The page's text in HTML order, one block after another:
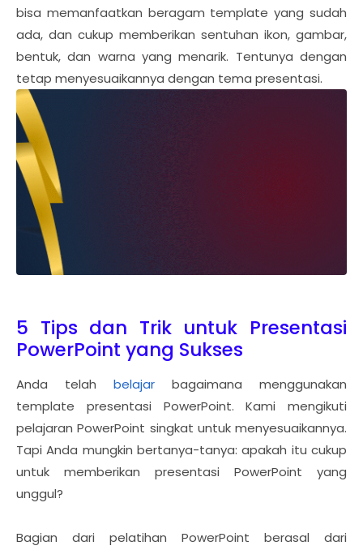
bisa memanfaatkan beragam template yang sudah
ada, dan cukup memberikan sentuhan ikon, gambar,
bentuk, dan warna yang menarik. Tentunya dengan
tetap menyesuaikannya dengan tema presentasi.
5 Tips dan Trik untuk Presentasi
PowerPoint yang Sukses
Anda telah belajar bagaimana menggunakan
template presentasi PowerPoint. Kami mengikuti
pelajaran PowerPoint singkat untuk menyesuaikannya.
Tapi Anda mungkin bertanya-tanya: apakah itu cukup
untuk memberikan presentasi PowerPoint yang
unggul?
Bagian dari pelatihan PowerPoint berasal dari